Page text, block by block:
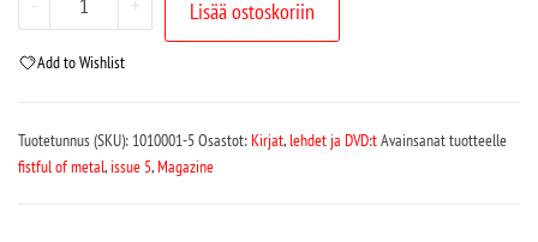
Lisää ostoskoriin
Add to Wishlist
Tuotetunnus (SKU): 1010001-5Osastot:Kirjat,lehdet ja DVD:tAvainsanat tuotteelle
fistful of metal, issue 5,Magazine